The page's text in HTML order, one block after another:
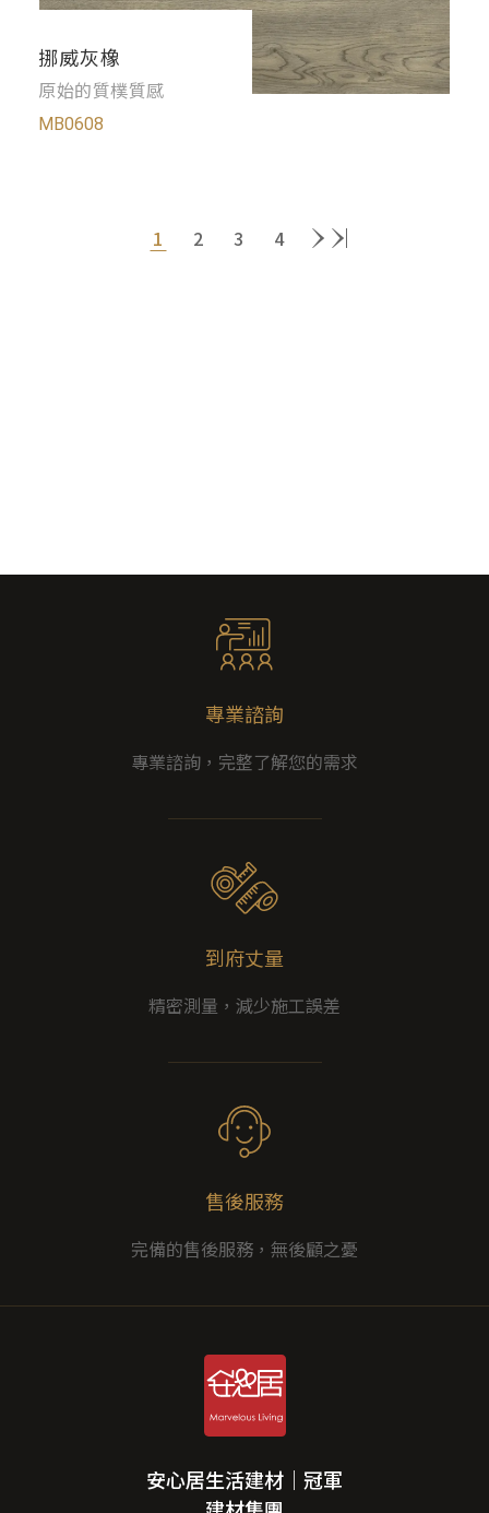
挪威灰橡
原始的質樸質感
MB0608
1 2 3 4
專業諮詢
專業諮詢，完整了解您的需求
到府丈量
精密測量，減少施工誤差
售後服務
完備的售後服務，無後顧之憂
安心居生活建材｜冠軍